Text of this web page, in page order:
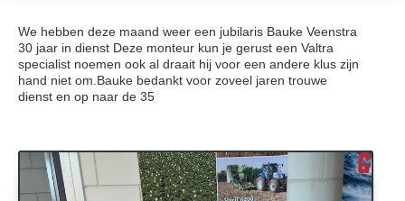
We hebben deze maand weer een jubilaris Bauke Veenstra
30 jaar in dienst Deze monteur kun je gerust een Valtra
specialist noemen ook al draait hij voor een andere klus zijn
hand niet om.Bauke bedankt voor zoveel jaren trouwe
dienst en op naar de 35